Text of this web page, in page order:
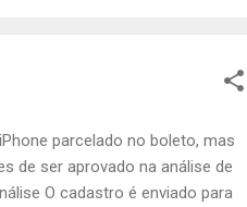
parcelado no boleto, mas
de ser aprovado na análise de
O cadastro é enviado para